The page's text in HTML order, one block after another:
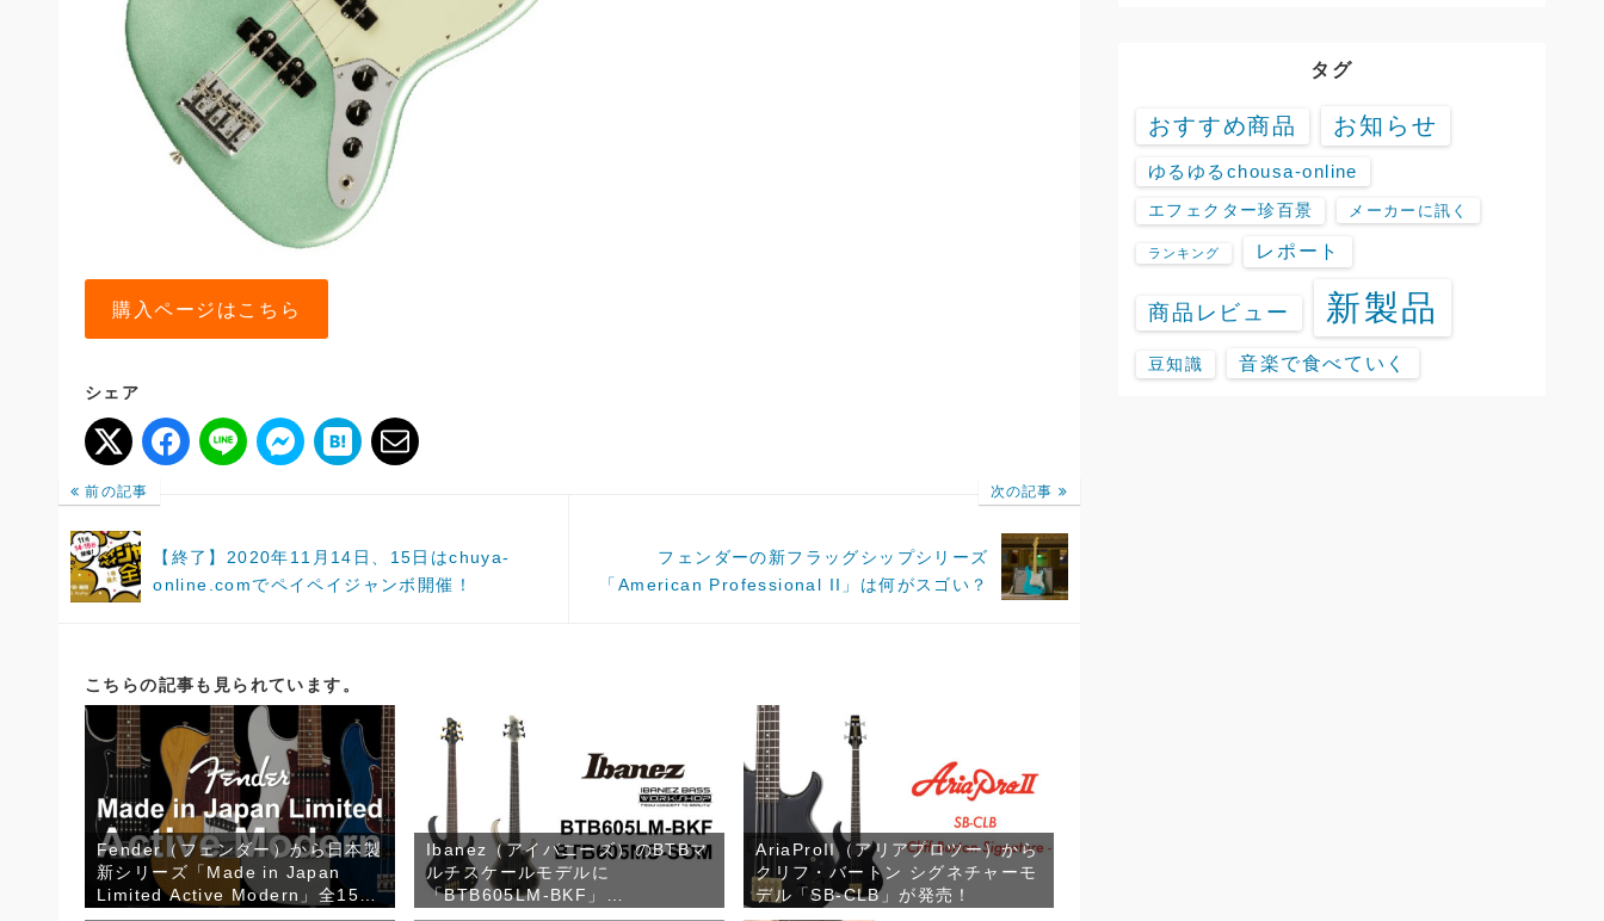
購入ページはこちら
シェア
前の記事
【終了】2020年11月14日、15日はchuya-
online.comでペイペイジャンボ開催！
次の記事
フェンダーの新フラッグシップシリーズ
「American Professional II」は何がスゴい？
こちらの記事も見られています。
Fender（フェンダー）から日本製
新シリーズ「Made in Japan
Limited Active Modern」全15機
種が発売！
Ibanez（アイバニーズ）のBTBマ
ルチスケールモデルに
「BTB605LM-BKF」
「BTB605MS-SOM」が登場！
AriaProII（アリアプロツー）から
クリフ・バートン シグネチャーモ
デル「SB-CLB」が発売！
タグ
おすすめ商品 お知らせ
ゆるゆるchousa-online
エフェクター珍百景 メーカーに訊く
ランキング レポート
商品レビュー 新製品
豆知識 音楽で食べていく